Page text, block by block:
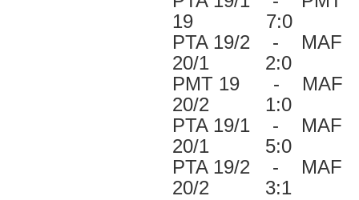
19 7:0
PTA 19/2 - MAF
20/1 2:0
PMT 19 - MAF
20/2 1:0
PTA 19/1 - MAF
20/1 5:0
PTA 19/2 - MAF
20/2 3:1